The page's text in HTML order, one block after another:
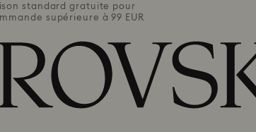
standard gratuite pour
supérieure à 99 EUR
Livraison
une